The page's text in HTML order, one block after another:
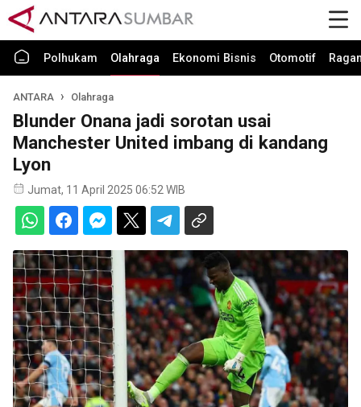
Polhukam Olahraga Ekonomi Bisnis Otomotif
ANTARA Olahraga
Blunder Onana jadi sorotan usai
Manchester United imbang di kandang
Lyon
Jumat, 11 April 2025 06:52 WIB